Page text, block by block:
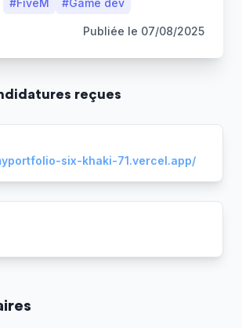
#FiveM #Game dev
Publiée le 07/08/2025
s reçues
six-khaki-71.vercel.app/